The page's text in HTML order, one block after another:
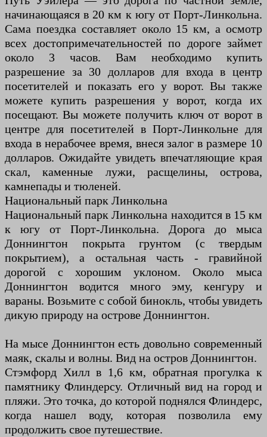
начинающаяся в 20 км к югу от Порт-Линкольна.
Сама поездка составляет около 15 км, а осмотр
всех достопримечательностей по дороге займет
около 3 часов. Вам необходимо купить
разрешение за 30 долларов для входа в центр
посетителей и показать его у ворот. Вы также
можете купить разрешения у ворот, когда их
посещают. Вы можете получить ключ от ворот в
центре для посетителей в Порт-Линкольне для
входа в нерабочее время, внеся залог в размере 10
долларов. Ожидайте увидеть впечатляющие края
скал, каменные лужи, расщелины, острова,
камнепады и тюленей.
Национальный парк Линкольна
Национальный парк Линкольна находится в 15 км
к югу от Порт-Линкольна. Дорога до мыса
Доннингтон покрыта грунтом (с твердым
покрытием), а остальная часть - гравийной
дорогой с хорошим уклоном. Около мыса
Доннингтон водится много эму, кенгуру и
вараны. Возьмите с собой бинокль, чтобы увидеть
дикую природу на острове Доннингтон.
На мысе Доннингтон есть довольно современный
маяк, скалы и волны. Вид на остров Доннингтон.
Стэмфорд Хилл в 1,6 км, обратная прогулка к
памятнику Флиндерсу. Отличный вид на город и
пляжи. Это точка, до которой поднялся Флиндерс,
когда нашел воду, которая позволила ему
продолжить свое путешествие.